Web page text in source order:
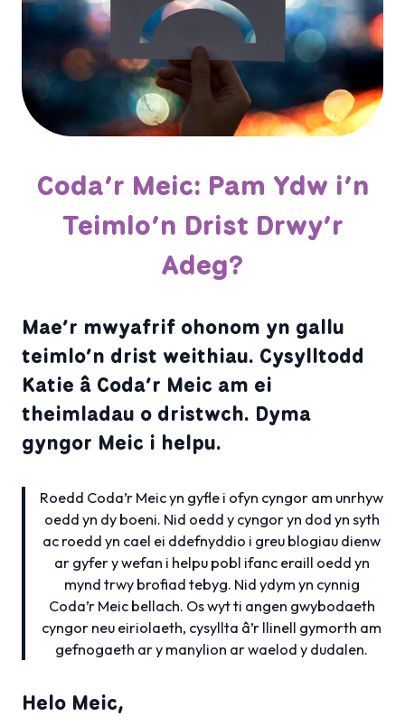
Coda’r Meic: Pam Ydw i’n
Teimlo’n Drist Drwy’r
Adeg?
Mae’r mwyafrif ohonom yn gallu
teimlo’n drist weithiau. Cysylltodd
Katie â Coda’r Meic am ei
theimladau o dristwch. Dyma
gyngor Meic i helpu.
Roedd Coda’r Meic yn gyfle i ofyn cyngor am unrhyw
oedd yn dy boeni. Nid oedd y cyngor yn dod yn syth
ac roedd yn cael ei ddefnyddio i greu blogiau dienw
ar gyfer y wefan i helpu pobl ifanc eraill oedd yn
mynd trwy brofiad tebyg. Nid ydym yn cynnig
Coda’r Meic bellach. Os wyt ti angen gwybodaeth
cyngor neu eiriolaeth, cysyllta â’r llinell gymorth am
gefnogaeth ar y manylion ar waelod y dudalen.
Helo Meic,